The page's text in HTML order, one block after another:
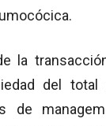
la
del
de